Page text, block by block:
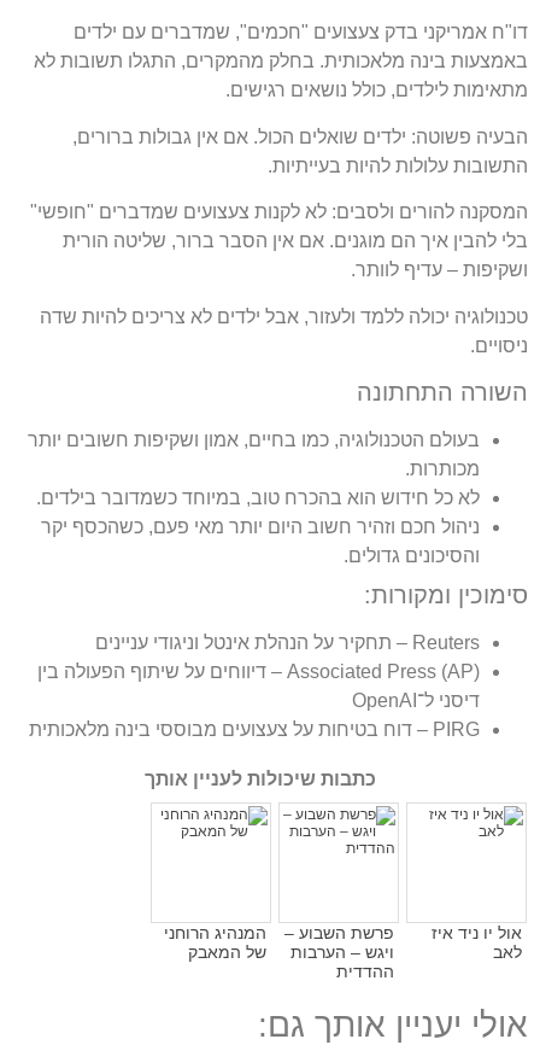
דו"ח אמריקני בדק צעצועים "חכמים", שמדברים עם ילדים
באמצעות בינה מלאכותית. בחלק מהמקרים, התגלו תשובות לא
מתאימות לילדים, כולל נושאים רגישים.
הבעיה פשוטה: ילדים שואלים הכול. אם אין גבולות ברורים,
התשובות עלולות להיות בעייתיות.
המסקנה להורים ולסבים: לא לקנות צעצועים שמדברים "חופשי"
בלי להבין איך הם מוגנים. אם אין הסבר ברור, שליטה הורית
ושקיפות – עדיף לוותר.
טכנולוגיה יכולה ללמד ולעזור, אבל ילדים לא צריכים להיות שדה
ניסויים.
השורה התחתונה
בעולם הטכנולוגיה, כמו בחיים, אמון ושקיפות חשובים יותר
מכותרות.
לא כל חידוש הוא בהכרח טוב, במיוחד כשמדובר בילדים.
ניהול חכם וזהיר חשוב היום יותר מאי פעם, כשהכסף יקר
והסיכונים גדולים.
סימוכין ומקורות:
Reuters – תחקיר על הנהלת אינטל וניגודי עניינים
Associated Press (AP) – דיווחים על שיתוף הפעולה בין
דיסני ל־OpenAI
PIRG – דוח בטיחות על צעצועים מבוססי בינה מלאכותית
כתבות שיכולות לעניין אותך
אול יו ניד איז
לאב
פרשת השבוע –
ויגש – הערבות
ההדדית
המנהיג הרוחני
של המאבק
אולי יעניין אותך גם: